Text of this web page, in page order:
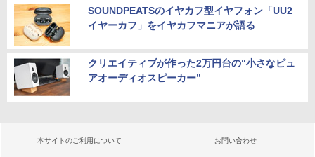
SOUNDPEATSのイヤカフ型イヤフォン「UU2
イヤーカフ」をイヤカフマニアが語る
クリエイティブが作った2万円台の“小さなピュ
アオーディオスピーカー”
本サイトのご利用について お問い合わせ